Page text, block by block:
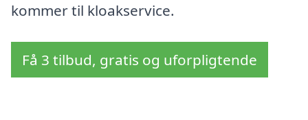
kommer til kloakservice.
Få 3 tilbud, gratis og uforpligtende